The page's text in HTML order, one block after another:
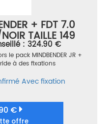
+ FDT 7.0
TAILLE 149
: 324.90 €
le pack MINDBENDER JR +
à des fixations
Avec fixation
€
offre